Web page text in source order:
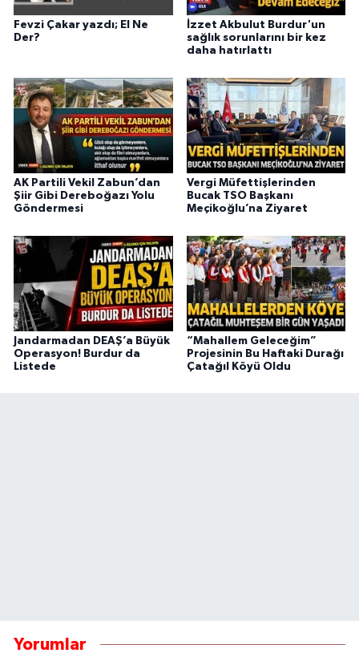
Fevzi Çakar yazdı; El Ne
Der?
İzzet Akbulut Burdur'un
sağlık sorunlarını bir kez
daha hatırlattı
AK Partili Vekil Zabun’dan
Şiir Gibi Dereboğazı Yolu
Göndermesi
Vergi Müfettişlerinden
Bucak TSO Başkanı
Meçikoğlu’na Ziyaret
Jandarmadan DEAŞ’a Büyük
Operasyon! Burdur da
Listede
“Mahallem Geleceğim”
Projesinin Bu Haftaki Durağı
Çatağıl Köyü Oldu
Yorumlar